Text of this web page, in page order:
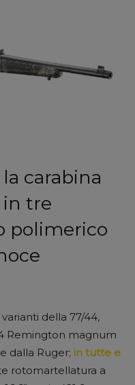
carabina
tre
polimerico
della 77/44,
Remington magnum
dalla Ruger; in tutte e
rotomartellatura a